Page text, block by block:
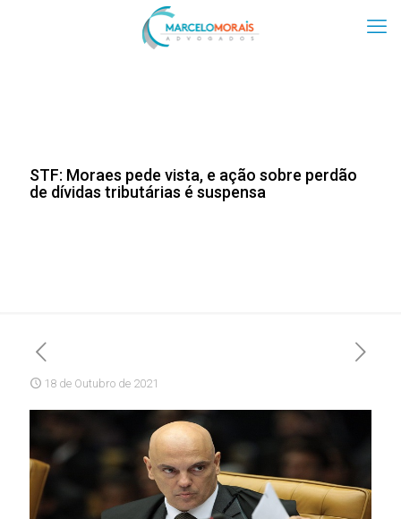
STF: Moraes pede vista, e ação sobre perdão
de dívidas tributárias é suspensa
18 de Outubro de 2021